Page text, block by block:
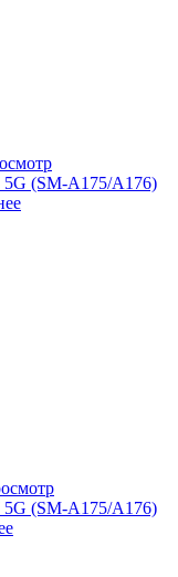
5G (SM-A175/A176)
5G (SM-A175/A176)